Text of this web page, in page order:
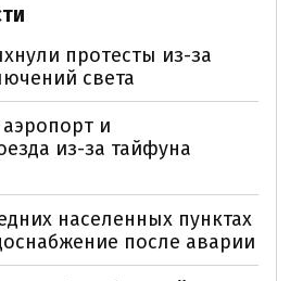
протесты из-за
света
и
из-за тайфуна
населенных пунктах
после аварии